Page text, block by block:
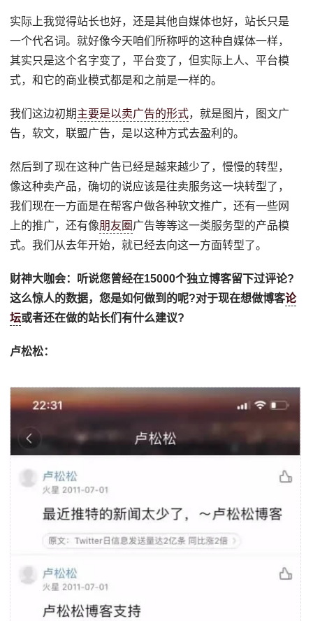
实际上我觉得站长也好，还是其他自媒体也好，站长只是
一个代名词。就好像今天咱们所称呼的这种自媒体一样，
其实只是这个名字变了，平台变了，但实际上人、平台模
式，和它的商业模式都是和之前是一样的。
我们这边初期主要是以卖广告的形式，就是图片，图文广
告，软文，联盟广告，是以这种方式去盈利的。
然后到了现在这种广告已经是越来越少了，慢慢的转型，
像这种卖产品，确切的说应该是往卖服务这一块转型了，
我们现在一方面是在帮客户做各种软文推广，还有一些网
上的推广，还有像朋友圈 广告等等这一类服务型的产品模
式。我们从去年开始，就已经去向这一方面转型了。
财神大咖会：
听说您曾经在15000个独立博客留下过评论?
这么惊人的数据，您是如何做到的呢?对于现在想做博客论
坛或者还在做的站长们有什么建议?
卢松松：